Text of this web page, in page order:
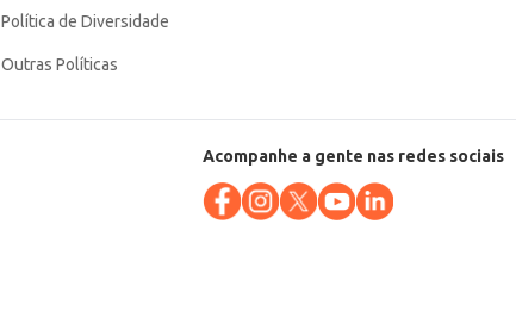
Política de Diversidade
Outras Políticas
Acompanhe a gente nas redes sociais